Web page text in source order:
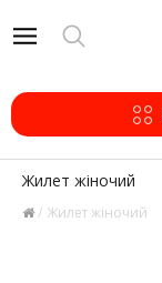
Жилет жіночий
Жилет жіночий